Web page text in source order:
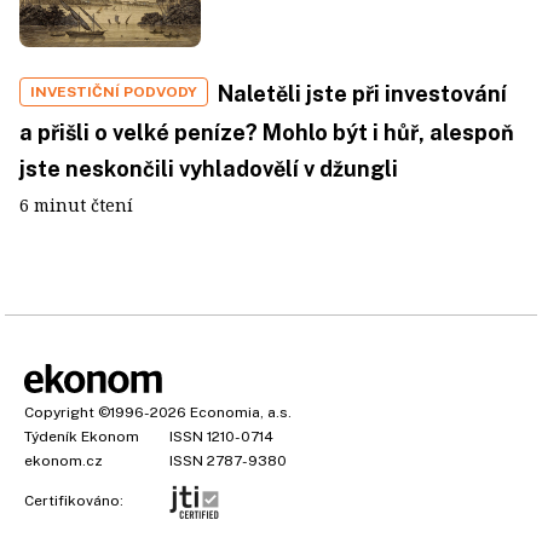
INVESTIČNÍ PODVODY
Naletěli jste při investování
a přišli o velké peníze? Mohlo být i hůř, alespoň
jste neskončili vyhladovělí v džungli
6 minut čtení
Copyright ©1996-2026 Economia, a.s.
Týdeník Ekonom
ISSN 1210-0714
ekonom.cz
ISSN 2787-9380
Certifikováno: